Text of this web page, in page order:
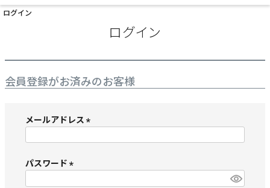
ログイン
ログイン
会員登録がお済みのお客様
メールアドレス
)
パスワード